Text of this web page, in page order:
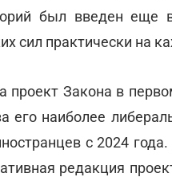
был введен еще
сил практически на
проект Закона в
его наиболее
с 2024
редакция